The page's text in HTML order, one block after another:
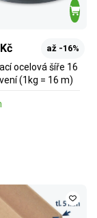
až -16%
ocelová šíře 16
(1kg = 16 m)